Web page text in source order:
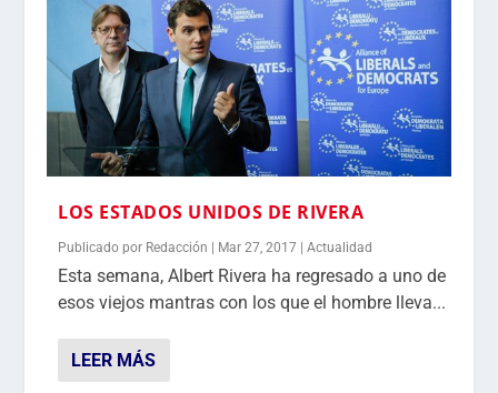
LOS ESTADOS UNIDOS DE RIVERA
Publicado por Redacción Mar 27, 2017 |Actualidad
Esta semana, Albert Rivera ha regresado a uno de
esos viejos mantras con los que el hombre lleva...
LEER MÁS